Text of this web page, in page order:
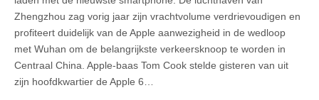
Zhengzhou zag vorig jaar zijn vrachtvolume verdrievoudigen en
profiteert duidelijk van de Apple aanwezigheid in de wedloop
met Wuhan om de belangrijkste verkeersknoop te worden in
Centraal China. Apple-baas Tom Cook stelde gisteren van uit
zijn hoofdkwartier de Apple 6…